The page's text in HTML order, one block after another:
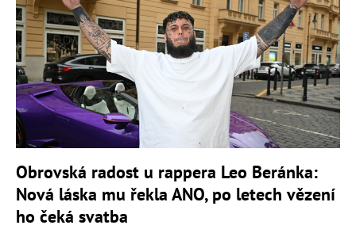
Obrovská radost u rappera Leo Beránka:
Nová láska mu řekla ANO, po letech vězení
ho čeká svatba